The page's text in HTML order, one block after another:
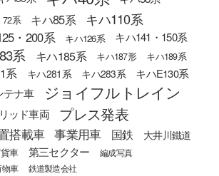
72系 キハ85系 キハ110系
・200系 キハ126系 キハ141・150系
系 キハ185系 キハ187形
キハ189系
系 キハ281系 キハ283系
キハE130系
テナ車 ジョイフルトレイン
ッド車両 プレス発表
搭載車 事業用車 国鉄 大井川鐵道
車 第三セクター 編成写真
車 鉄道製造会社